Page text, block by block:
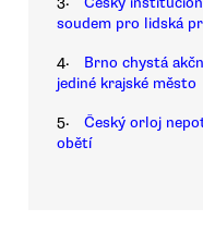
soudem pro lidská
4.
Brno chystá
jediné krajské město
5.
Český orloj
obětí